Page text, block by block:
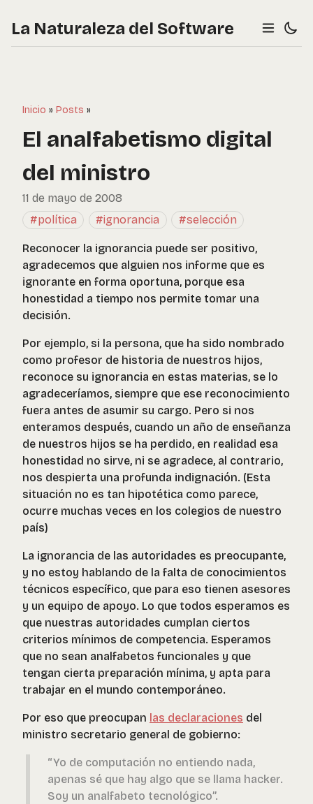
La Naturaleza del Software
Inicio » Posts »
El analfabetismo digital
del ministro
11 de mayo de 2008
#política
#ignorancia #selección
Reconocer la ignorancia puede ser positivo,
agradecemos que alguien nos informe que es
ignorante en forma oportuna, porque esa
honestidad a tiempo nos permite tomar una
decisión.
Por ejemplo, si la persona, que ha sido nombrado
como profesor de historia de nuestros hijos,
reconoce su ignorancia en estas materias, se lo
agradeceríamos, siempre que ese reconocimiento
fuera antes de asumir su cargo. Pero si nos
enteramos después, cuando un año de enseñanza
de nuestros hijos se ha perdido, en realidad esa
honestidad no sirve, ni se agradece, al contrario,
nos despierta una profunda indignación. (Esta
situación no es tan hipotética como parece,
ocurre muchas veces en los colegios de nuestro
país)
La ignorancia de las autoridades es preocupante,
y no estoy hablando de la falta de conocimientos
técnicos específico, que para eso tienen asesores
y un equipo de apoyo. Lo que todos esperamos es
que nuestras autoridades cumplan ciertos
criterios mínimos de competencia. Esperamos
que no sean analfabetos funcionales y que
tengan cierta preparación mínima, y apta para
trabajar en el mundo contemporáneo.
Por eso que preocupan las declaraciones del
ministro secretario general de gobierno:
“Yo de computación no entiendo nada,
apenas sé que hay algo que se llama hacker.
Soy un analfabeto tecnológico”.